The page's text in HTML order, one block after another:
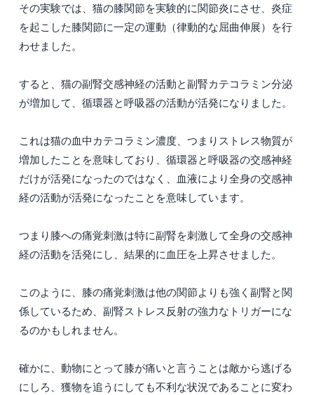
その実験では、猫の膝関節を実験的に関節炎にさせ、炎症
を起こした膝関節に一定の運動（律動的な屈曲伸展）を行
わせました。
すると、猫の副腎交感神経の活動と副腎カテコラミン分泌
が増加して、循環器と呼吸器の活動が活発になりました。
これは猫の血中カテコラミン濃度、つまりストレス物質が
増加したことを意味しており、循環器と呼吸器の交感神経
だけが活発になったのではなく、血液により全身の交感神
経の活動が活発になったことを意味しています。
つまり膝への痛覚刺激は特に副腎を刺激して全身の交感神
経の活動を活発にし、結果的に血圧を上昇させました。
このように、膝の痛覚刺激は他の関節よりも強く副腎と関
係しているため、副腎ストレス反射の強力なトリガーにな
るのかもしれません。
確かに、動物にとって膝が痛いと言うことは敵から逃げる
にしろ、獲物を追うにしても不利な状況であることに変わ